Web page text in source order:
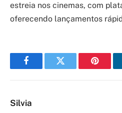
estreia nos cinemas, com
oferecendo lançamentos
FacebookTwitter
Silvia